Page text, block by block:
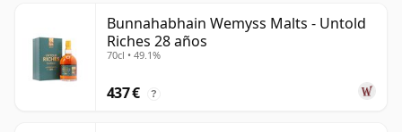
Bunnahabhain Wemyss Malts - Untold
Riches 28 años
70cl • 49.1%
437 € ?